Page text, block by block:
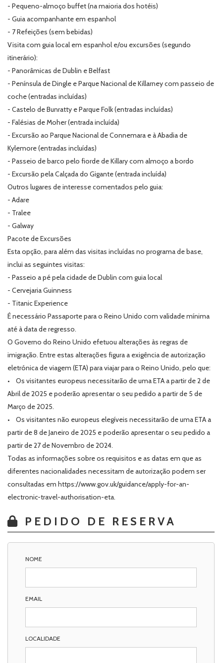
- Pequeno-almoço buffet (na maioria dos hotéis)
- Guia acompanhante em espanhol
- 7 Refeições (sem bebidas)
Visita com guia local em espanhol e/ou excursões (segundo
itinerário):
- Panorâmicas de Dublin e Belfast
- Península de Dingle e Parque Nacional de Killarney com passeio de
coche (entradas incluídas)
- Castelo de Bunratty e Parque Folk (entradas incluídas)
- Falésias de Moher (entrada incluída)
- Excursão ao Parque Nacional de Connemara e à Abadia de
Kylemore (entradas incluídas)
- Passeio de barco pelo fiorde de Killary com almoço a bordo
- Excursão pela Calçada do Gigante (entrada incluída)
Outros lugares de interesse comentados pelo guia:
- Adare
- Tralee
- Galway
Pacote de Excursões
Esta opção, para além das visitas incluídas no programa de base,
inclui as seguintes visitas:
- Passeio a pé pela cidade de Dublin com guia local
- Cervejaria Guinness
- Titanic Experience
É necessário Passaporte para o Reino Unido com validade mínima
até à data de regresso.
O Governo do Reino Unido efetuou alterações às regras de
imigração. Entre estas alterações figura a exigência de autorização
eletrónica de viagem (ETA) para viajar para o Reino Unido, pelo que:
• Os visitantes europeus necessitarão de uma ETA a partir de 2 de
Abril de 2025 e poderão apresentar o seu pedido a partir de 5 de
Março de 2025.
• Os visitantes não europeus elegíveis necessitarão de uma ETA a
partir de 8 de Janeiro de 2025 e poderão apresentar o seu pedido a
partir de 27 de Novembro de 2024.
Todas as informações sobre os requisitos e as datas em que as
diferentes nacionalidades necessitam de autorização podem ser
consultadas em https://www.gov.uk/guidance/apply-for-an-
electronic-travel-authorisation-eta.
PEDIDO DE RESERVA
NOME
EMAIL
LOCALIDADE